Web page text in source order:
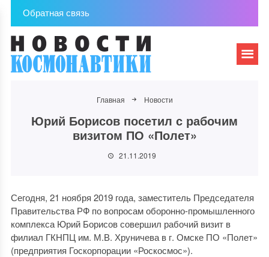
Обратная связь
Главная Новости
Юрий Борисов посетил с рабочим
визитом ПО «Полет»
21.11.2019
Сегодня, 21 ноября 2019 года, заместитель Председателя
Правительства РФ по вопросам оборонно-промышленного
комплекса Юрий Борисов совершил рабочий визит в
филиал ГКНПЦ им. М.В. Хруничева в г. Омске ПО «Полет»
(предприятия Госкорпорации «Роскосмос»).